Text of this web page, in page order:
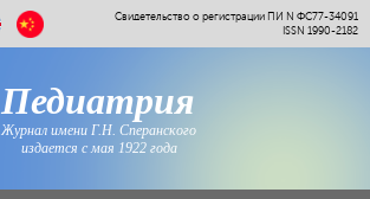
Свидетельство о регистрации ПИ N ФС77-34091
ISSN 1990-2182
Педиатрия
Журнал имени Г.Н. Сперанского
издается с мая 1922 года